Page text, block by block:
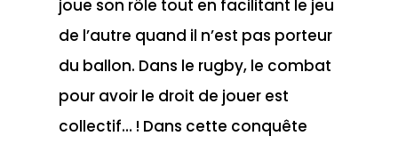
joue son rôle tout en facilitant le jeu
de l’autre quand il n’est pas porteur
du ballon. Dans le rugby, le combat
pour avoir le droit de jouer est
collectif… ! Dans cette conquête